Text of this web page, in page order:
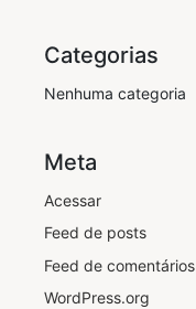
Categorias
Nenhuma categoria
Meta
Acessar
Feed de posts
Feed de comentários
WordPress.org